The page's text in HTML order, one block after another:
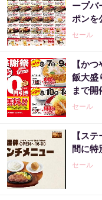
ープバ
ポンを
セール
【か
飯大盛
まで開
セール
【ス
間に特
セール